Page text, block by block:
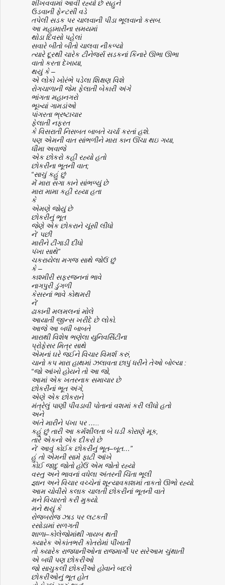
શીખવવામાં આવી રહ્યો છે સહુને
ઉડવાની ફેન્ટસી વડે
તપેલી સડક પર ચાલવાની પીડા ભૂલવાનો કસબ.
આ મહામારીના સમયમાં
થોડા દિવસો પહેલાં
સવારે બીતો બીતો ચાલવા નીકળ્યો
ત્યારે દૂરથી ચારેક ટીનેજર્સ સડકનાં કિનારે ઊભા ઊભા
વાતો કરતા દેખાયા,
થયું કે–
એ લોકો ખોરંભે પડેલા શિક્ષણ વિશે
રોગચાળાની જેમ ફેલાતી બેકારી અંગે
ભાંગતા મહાનગરો
ભૂખ્યાં ગામડાંઓ
પાંગરતા ભ્રષ્ટાચાર
ફેલાતી નફરત
કે વિસરાતી નિસબત બાબતે ચર્ચા કરતાં હશે
પણ એમની વાત સાંભળીને મારા કાન ઊંચા થઇ ગયા,
ધીમા અવાજે
એક છોકરો કહી રહ્યો હતો
છોકરીના ભૂતની વાત;
“સાચું કહું છું
મેં મારા સગા કાને સાંભળ્યું છે
મારા મામા કહી રહ્યા હતા
કે
એમણે જોયું છે
છોકરીનું ભૂત
જેણે એક છોકરાને ચૂંસી લીધો
ને’ પછી
મારીને ટીંગાડી દીધો
પંખા સાથે”
ચકરાયેલા મગજ સાથે જોઉં છું
કે–
કાશ્મીરી સફરજનનાં ભાવે
નાગપુરી ડુંગળી
કેસરનાં ભાવે કોથમરી
ને’
ઢાકાની મલમલનાં મોલે
આયાતી જીન્સ ખરીદે છે લોકો.
આજે આ બધી બાબતે
મારાથી વિશેષ ભણેલા યુનિવર્સિટીના
પ્રોફેસર મિત્ર સાથે
એમનાં ઘરે જઈને વિચાર વિમર્શ કરું,
ચાનો કપ મારા હાથમાં ઝલાવતા છાપું ધરીને તેઓ બોલ્યા:
“જો આંખો હોયને તો આ જો,
આમાં એક ખતરનાક સમાચાર છે
છોકરીનાં ભૂત અંગે,
એણે એક છોકરાને
મંત્રેલું પાણી પીવડાવી પોતાનાં વશમાં કરી લીધો હતો
અને
અંતે મારીને પંખા પર…..
કહું છું તારી આ કર્મશીલતા બે ઘડી કોરાણે મૂક,
તારે એકનો એક દીકરો છે
ને’ આવું કોઈક છોકરીનું ભૂત–બૂત…”
હું તો એમની સામે ફાટી આંખે
કોઈ જાદુ જોતો હોઉં એમ જોતો રહ્યો
વસ્તુ અને ભાવનાં વધેલા અંતરની ચિંતા ભૂલી
જ્ઞાન અને વિચાર વચ્ચેનાં શૂન્યાવકાશમાં તાકતો ઊભો રહ્યો.
આમ ચોવીસે કલાક ચાલતી છોકરીનાં ભૂતની વાતે
મને વિચારતો કરી મુક્યો.
મને થયું કે
રોજબરોજ ઝાડ પર લટકતી
રસોડામાં સળગતી
શાળા–કોલેજોમાંથી ગાયબ થતી
ક્યારેક એકાંતભરી કોતરોમાં પીંખાતી
તો ક્યારેક રાજ્ધાનીઓના રાજમાર્ગો પર સરેઆમ ચુંથાતી
એ બધી પણ છોકરીઓ
જો સાચુકલી છોકરીઓ હોવાને બદલે
છોકરીઓનું ભૂત હોત